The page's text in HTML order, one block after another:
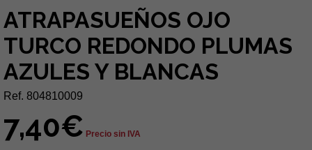
ATRAPASUEÑOS OJO
TURCO REDONDO PLUMAS
AZULES Y BLANCAS
Ref. 804810009
7,40€ Precio sin IVA